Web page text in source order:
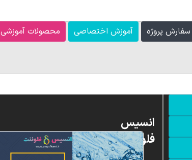
محصولات آموزشی آموزش اختصاصی سفارش پروژه
انسیس
فلوئنت